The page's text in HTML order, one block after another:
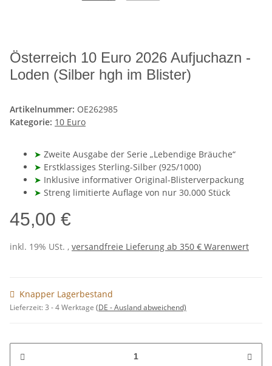
Österreich 10 Euro 2026 Aufjuchazn -
Loden (Silber hgh im Blister)
Artikelnummer: OE262985
Kategorie: 10 Euro
➤ Zweite Ausgabe der Serie „Lebendige Bräuche“
➤ Erstklassiges Sterling-Silber (925/1000)
➤ Inklusive informativer Original-Blisterverpackung
➤ Streng limitierte Auflage von nur 30.000 Stück
45,00 €
inkl. 19% USt. , versandfreie Lieferung ab 350 € Warenwert
Knapper Lagerbestand
Lieferzeit:3 - 4 Werktage (DE - Ausland abweichend)